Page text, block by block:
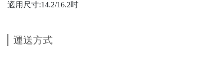
適用尺寸:14.2/16.2吋
運送方式